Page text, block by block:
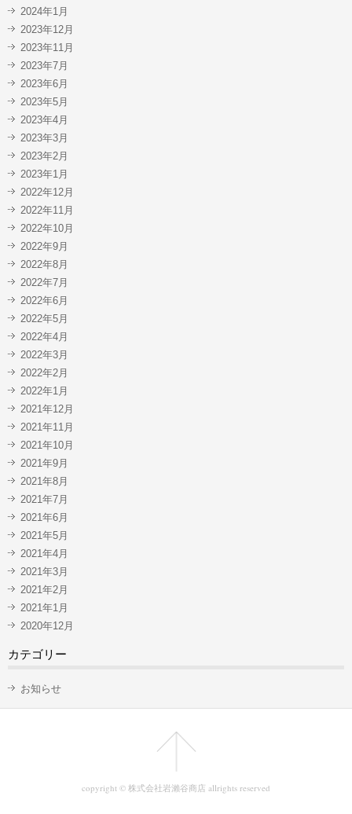
2024年1月
2023年12月
2023年11月
2023年7月
2023年6月
2023年5月
2023年4月
2023年3月
2023年2月
2023年1月
2022年12月
2022年11月
2022年10月
2022年9月
2022年8月
2022年7月
2022年6月
2022年5月
2022年4月
2022年3月
2022年2月
2022年1月
2021年12月
2021年11月
2021年10月
2021年9月
2021年8月
2021年7月
2021年6月
2021年5月
2021年4月
2021年3月
2021年2月
2021年1月
2020年12月
カテゴリー
お知らせ
copyright © 株式会社岩瀨谷商店 allrights reserved